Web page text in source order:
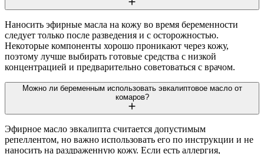
Наносить эфирные масла на кожу во время беременности
следует только после разведения и с осторожностью.
Некоторые компоненты хорошо проникают через кожу,
поэтому лучше выбирать готовые средства с низкой
концентрацией и предварительно советоваться с врачом.
Можно ли беременным использовать эвкалиптовое масло от
комаров?
Эфирное масло эвкалипта считается допустимым
репеллентом, но важно использовать его по инструкции и не
наносить на раздраженную кожу. Если есть аллергия,